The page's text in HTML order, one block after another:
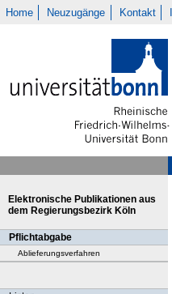
Home Neuzugänge Kontakt
Elektronische Publikationen aus
dem Regierungsbezirk Köln
Pflichtabgabe
Ablieferungsverfahren